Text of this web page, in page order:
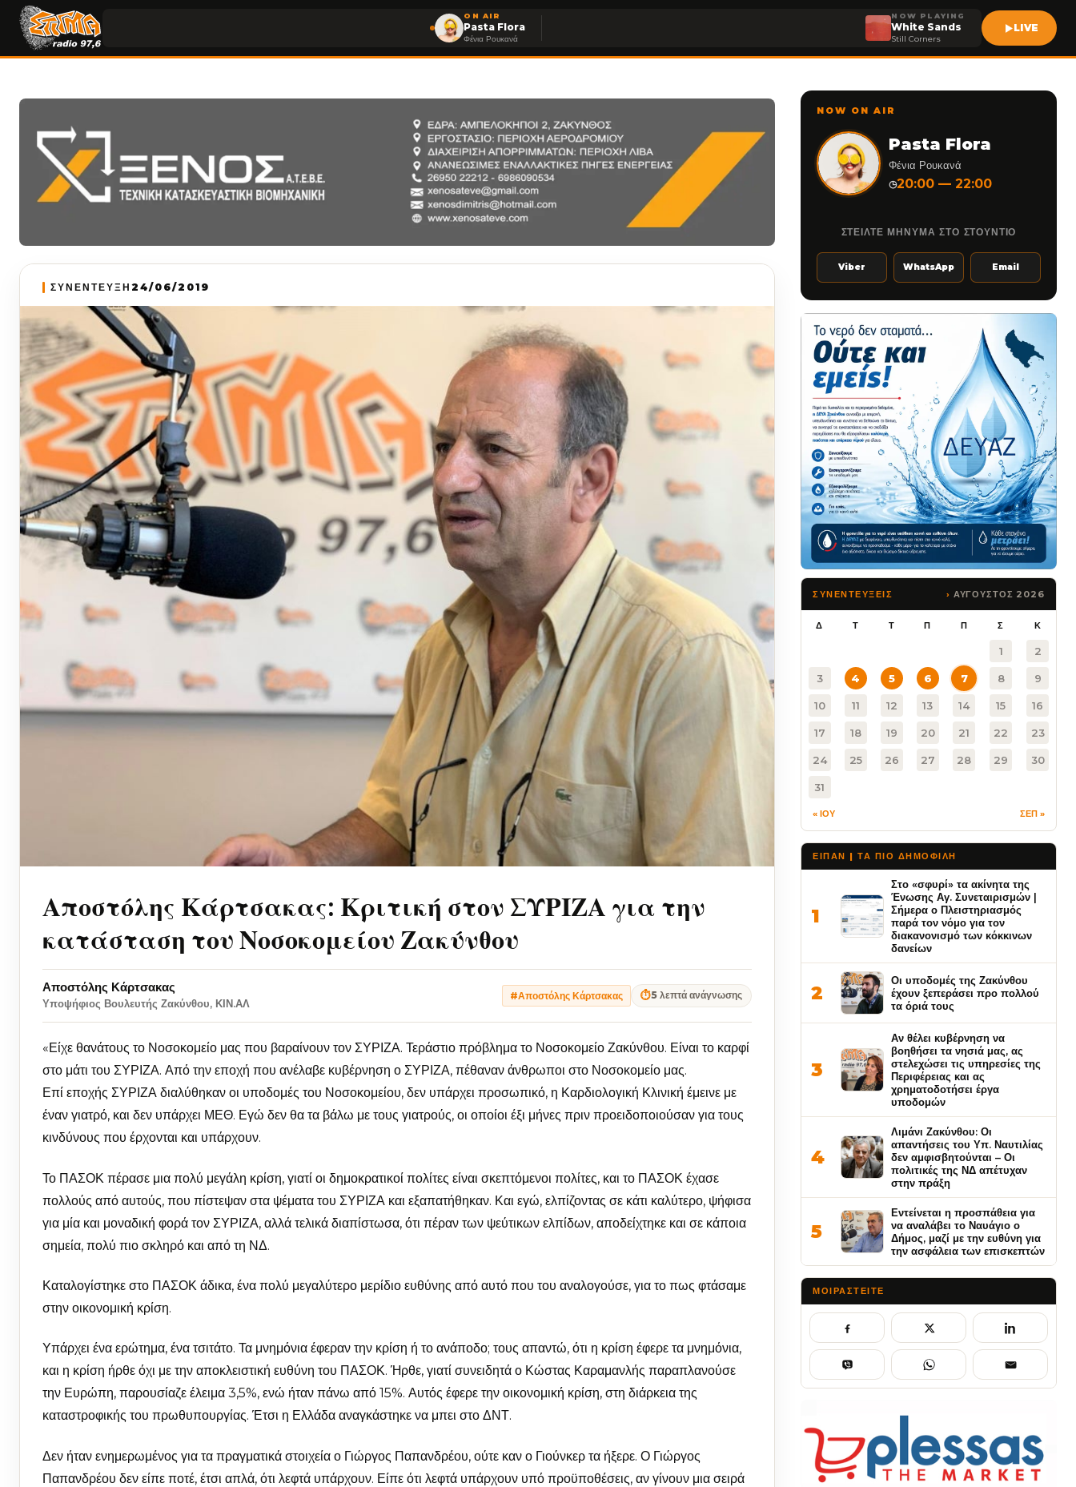
ON AIR
Pasta Flora
Φένια Ρουκανά
NOW PLAYING
White Sands
Still Corners
LIVE
ΣΥΝΕΝΤΕΥΞΗ 24/06/2019
Αποστόλης Κάρτσακας: Κριτική στον ΣΥΡΙΖΑ για την
κατάσταση του Νοσοκομείου Ζακύνθου
Αποστόλης Κάρτσακας
Υποψήφιος Βουλευτής Ζακύνθου, ΚΙΝ.ΑΛ
#Αποστόλης Κάρτσακας ⏱5 λεπτά ανάγνωσης
«Είχε θανάτους το Νοσοκομείο μας που βαραίνουν τον ΣΥΡΙΖΑ. Τεράστιο πρόβλημα το Νοσοκομείο Ζακύνθου. Είναι το καρφί
στο μάτι του ΣΥΡΙΖΑ. Από την εποχή που ανέλαβε κυβέρνηση ο ΣΥΡΙΖΑ, πέθαναν άνθρωποι στο Νοσοκομείο μας.
Επί εποχής ΣΥΡΙΖΑ διαλύθηκαν οι υποδομές του Νοσοκομείου, δεν υπάρχει προσωπικό, η Καρδιολογική Κλινική έμεινε με
έναν γιατρό, και δεν υπάρχει ΜΕΘ. Εγώ δεν θα τα βάλω με τους γιατρούς, οι οποίοι έξι μήνες πριν προειδοποιούσαν για τους
κινδύνους που έρχονται και υπάρχουν.
Το ΠΑΣΟΚ πέρασε μια πολύ μεγάλη κρίση, γιατί οι δημοκρατικοί πολίτες είναι σκεπτόμενοι πολίτες, και το ΠΑΣΟΚ έχασε
πολλούς από αυτούς, που πίστεψαν στα ψέματα του ΣΥΡΙΖΑ και εξαπατήθηκαν. Και εγώ, ελπίζοντας σε κάτι καλύτερο, ψήφισα
για μία και μοναδική φορά τον ΣΥΡΙΖΑ, αλλά τελικά διαπίστωσα, ότι πέραν των ψεύτικων ελπίδων, αποδείχτηκε και σε κάποια
σημεία, πολύ πιο σκληρό και από τη ΝΔ.
Καταλογίστηκε στο ΠΑΣΟΚ άδικα, ένα πολύ μεγαλύτερο μερίδιο ευθύνης από αυτό που του αναλογούσε, για το πως φτάσαμε
στην οικονομική κρίση.
Υπάρχει ένα ερώτημα, ένα τσιτάτο. Τα μνημόνια έφεραν την κρίση ή το ανάποδο; τους απαντώ, ότι η κρίση έφερε τα μνημόνια,
και η κρίση ήρθε όχι με την αποκλειστική ευθύνη του ΠΑΣΟΚ. Ήρθε, γιατί συνειδητά ο Κώστας Καραμανλής παραπλανούσε
την Ευρώπη, παρουσίαζε έλειμα 3,5%, ενώ ήταν πάνω από 15%. Αυτός έφερε την οικονομική κρίση, στη διάρκεια της
καταστροφικής του πρωθυπουργίας. Έτσι η Ελλάδα αναγκάστηκε να μπει στο ΔΝΤ.
Δεν ήταν ενημερωμένος για τα πραγματικά στοιχεία ο Γιώργος Παπανδρέου, ούτε καν ο Γιούνκερ τα ήξερε. Ο Γιώργος
Παπανδρέου δεν είπε ποτέ, έτσι απλά, ότι λεφτά υπάρχουν. Είπε ότι λεφτά υπάρχουν υπό προϋποθέσεις, αν γίνουν μια σειρά
NOW ON AIR
Pasta Flora
Φένια Ρουκανά
◷20:00 — 22:00
ΣΤΕΙΛΤΕ ΜΗΝΥΜΑ ΣΤΟ ΣΤΟΥΝΤΙΟ
Viber WhatsApp Email
ΣΥΝΕΝΤΕΥΞΕΙΣ ΑΥΓΟΥΣΤΟΣ 2026
Δ Τ Τ Π Π Σ Κ
1 2
3 4 5 6 7 8 9
10 11 12 13 14 15 16
17 18 19 20 21 22 23
24 25 26 27 28 29 30
31
« ΙΟΥ ΣΕΠ »
ΕΙΠΑΝ | ΤΑ ΠΙΟ ΔΗΜΟΦΙΛΉ
1
Στο «σφυρί» τα ακίνητα της
Ένωσης Αγ. Συνεταιρισμών |
Σήμερα ο Πλειστηριασμός
παρά τον νόμο για τον
διακανονισμό των κόκκινων
δανείων
2
Οι υποδομές της Ζακύνθου
έχουν ξεπεράσει προ πολλού
τα όριά τους
3
Αν θέλει κυβέρνηση να
βοηθήσει τα νησιά μας, ας
στελεχώσει τις υπηρεσίες της
Περιφέρειας και ας
χρηματοδοτήσει έργα
υποδομών
4
Λιμάνι Ζακύνθου: Οι
απαντήσεις του Υπ. Ναυτιλίας
δεν αμφισβητούνται – Οι
πολιτικές της ΝΔ απέτυχαν
στην πράξη
5
Εντείνεται η προσπάθεια για
να αναλάβει το Ναυάγιο ο
Δήμος, μαζί με την ευθύνη για
την ασφάλεια των επισκεπτών
ΜΟΙΡΑΣΤΕΊΤΕ